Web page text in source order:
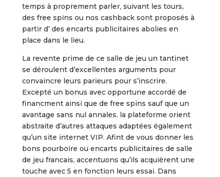
temps à proprement parler, suivant les tours,
des free spins ou nos cashback sont proposés à
partir d’ des encarts publicitaires abolies en
place dans le lieu.
La revente prime de ce salle de jeu un tantinet
se déroulent d’excellentes arguments pour
convaincre leurs parieurs pour s’inscrire.
Excepté un bonus avec opportune accordé de
financment ainsi que de free spins sauf que un
avantage sans nul annales, la plateforme orient
abstraite d’autres attaques adaptées également
qu’un site internet VIP. Afint de vous donner les
bons pourboire ou encarts publicitaires de salle
de jeu francais, accentuons qu’ils acquièrent une
touche avec 5 en fonction leurs essai. Dans